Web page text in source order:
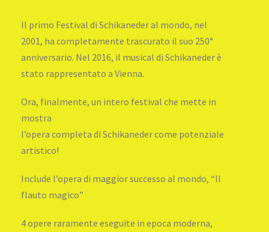
Il primo Festival di Schikaneder al mondo, nel
2001, ha completamente trascurato il suo 250°
anniversario. Nel 2016, il musical di Schikaneder è
stato rappresentato a Vienna.
Ora, finalmente, un intero festival che mette in
mostra
l’opera completa di Schikaneder come potenziale
artistico!
Include l’opera di maggior successo al mondo, “Il
flauto magico”
4 opere raramente eseguite in epoca moderna,